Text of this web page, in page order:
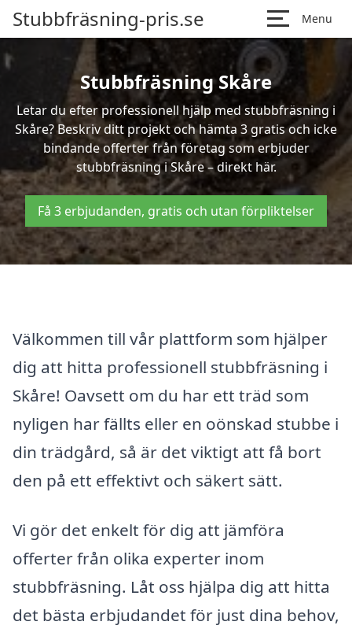
Stubbfräsning-pris.se Menu
Stubbfräsning Skåre
Letar du efter professionell hjälp med stubbfräsning i
Skåre? Beskriv ditt projekt och hämta 3 gratis och icke
bindande offerter från företag som erbjuder
stubbfräsning i Skåre – direkt här.
Få 3 erbjudanden, gratis och utan förpliktelser
Välkommen till vår plattform som hjälper
dig att hitta professionell stubbfräsning i
Skåre! Oavsett om du har ett träd som
nyligen har fällts eller en oönskad stubbe i
din trädgård, så är det viktigt att få bort
den på ett effektivt och säkert sätt.
Vi gör det enkelt för dig att jämföra
offerter från olika experter inom
stubbfräsning. Låt oss hjälpa dig att hitta
det bästa erbjudandet för just dina behov,